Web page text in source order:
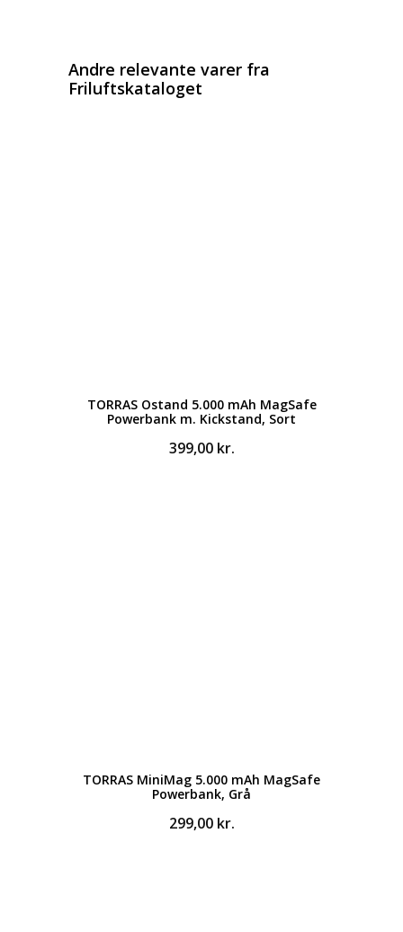
Andre relevante varer fra
Friluftskataloget
TORRAS Ostand 5.000 mAh MagSafe
Powerbank m. Kickstand, Sort
399,00 kr.
TORRAS MiniMag 5.000 mAh MagSafe
Powerbank, Grå
299,00 kr.